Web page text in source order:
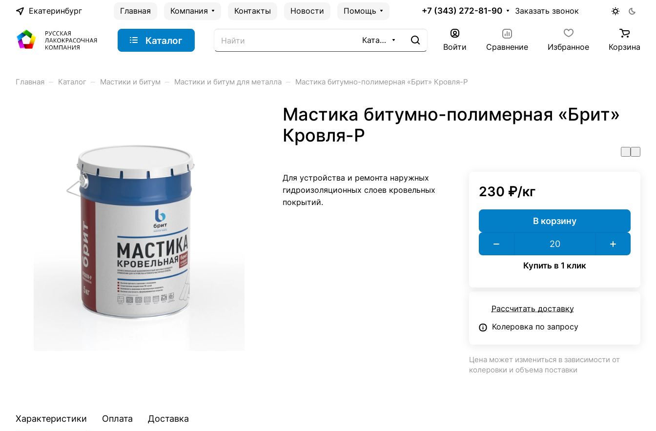
Екатеринбург Главная Компания Контакты Новости Помощь +7 (343) 272-81-90 Заказать звонок
Каталог Каталог
Войти Сравнение Избранное Корзина
Главная – Каталог – Мастики и битум – Мастики и битум для металла – Мастика битумно-полимерная «Брит» Кровля-Р
Мастика битумно-полимерная «Брит»
Кровля-Р
Для устройства и ремонта наружных
гидроизоляционных слоев кровельных
покрытий.
230 ₽/кг
В корзину
Купить в 1 клик
Рассчитать доставку
Колеровка по запросу
Цена может измениться в зависимости от
колеровки и объема поставки
Характеристики Оплата Доставка